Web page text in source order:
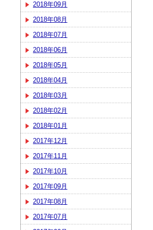
2018年09月
2018年08月
2018年07月
2018年06月
2018年05月
2018年04月
2018年03月
2018年02月
2018年01月
2017年12月
2017年11月
2017年10月
2017年09月
2017年08月
2017年07月